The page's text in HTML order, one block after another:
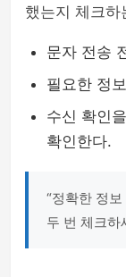
했는지 체크
문자 전송
필요한 정
수신 확인
확인한다.
“정확한 정
두 번 체크하